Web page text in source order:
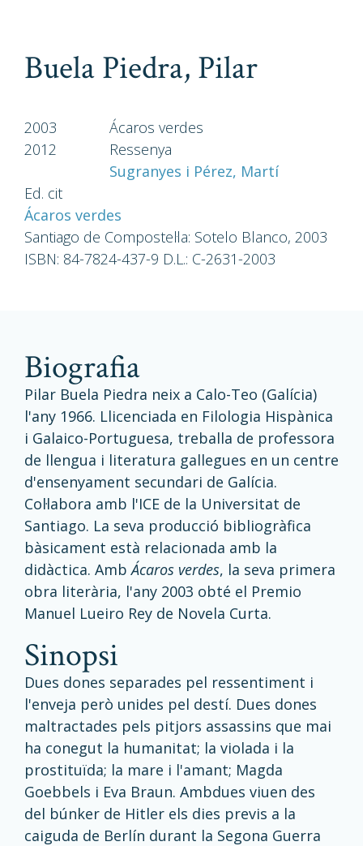
Buela Piedra, Pilar
2003
Ácaros verdes
2012
Ressenya
Sugranyes i Pérez, Martí
Ed. cit
Ácaros verdes
Santiago de Compostel·la: Sotelo Blanco, 2003
ISBN: 84-7824-437-9 D.L.: C-2631-2003
biografia
Pilar Buela Piedra neix a Calo-Teo (Galícia)
l'any 1966. Llicenciada en Filologia Hispànica
i Galaico-Portuguesa, treballa de professora
de llengua i literatura gallegues en un centre
d'ensenyament secundari de Galícia.
Col·labora amb l'ICE de la Universitat de
Santiago. La seva producció bibliogràfica
bàsicament està relacionada amb la
didàctica. AmbÁcaros verdes, la seva primera
obra literària, l'any 2003 obté el Premio
Manuel Lueiro Rey de Novela Curta.
sinopsi
Dues dones separades pel ressentiment i
l'enveja però unides pel destí. Dues dones
maltractades pels pitjors assassins que mai
ha conegut la humanitat; la violada i la
prostituïda; la mare i l'amant; Magda
Goebbels i Eva Braun. Ambdues viuen des
del búnker de Hitler els dies previs a la
caiguda de Berlín durant la Segona Guerra